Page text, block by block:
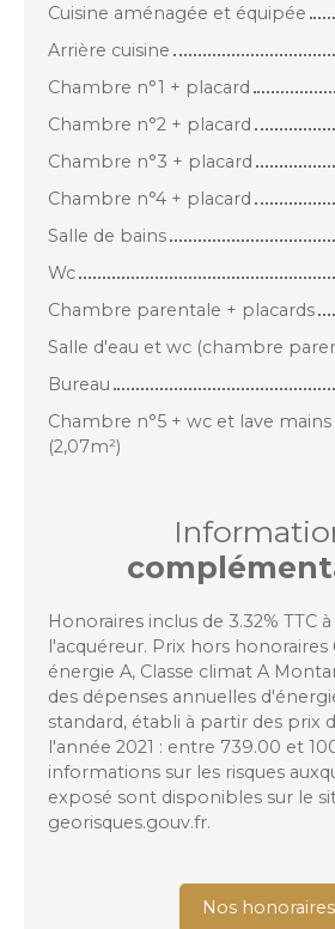
Cuisine aménagée et équipée
Arrière cuisine
Chambre n°1 + placard
Chambre n°2 + placard
Chambre n°3 + placard
Chambre n°4 + placard
Salle de bains
Wc
Chambre parentale + placards
Salle d'eau et wc (chambre
Bureau
Chambre n°5 + wc et lave mains
(2,07m²)
Honoraires inclus de 3.32% TTC
l'acquéreur. Prix hors honoraires
énergie A, Classe climat A
des dépenses annuelles
standard, établi à partir des prix
l'année 2021 : entre 739.00 et
informations sur les risques
exposé sont disponibles sur le
georisques.gouv.fr.
Nos honoraires